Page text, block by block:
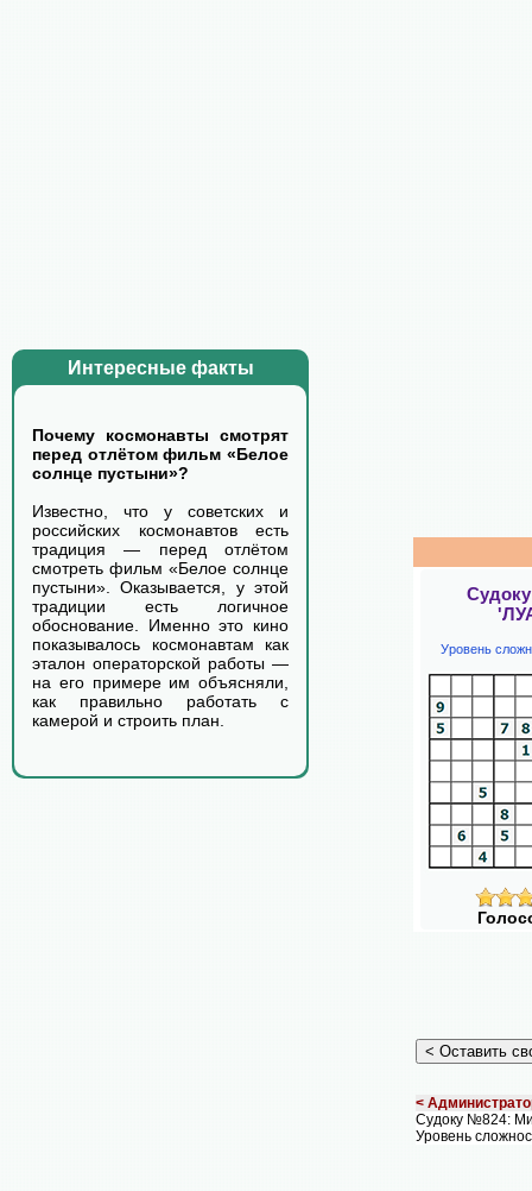
Интересные факты
Почему космонавты смотрят
перед отлётом фильм «Белое
солнце пустыни»?
Известно, что у советских и
российских космонавтов есть
традиция — перед отлётом
смотреть фильм «Белое солнце
пустыни». Оказывается, у этой
традиции есть логичное
обоснование. Именно это кино
показывалось космонавтам как
эталон операторской работы —
на его примере им объясняли,
как правильно работать с
камерой и строить план.
Уровень
<
Судоку №824:
Уровень